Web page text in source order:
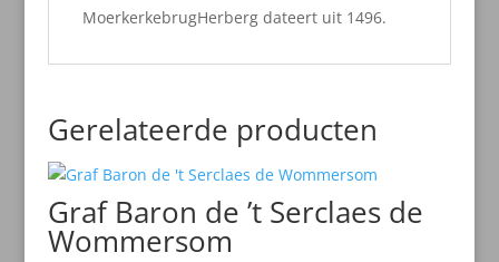
MoerkerkebrugHerberg dateert uit 1496.
Gerelateerde producten
Graf Baron de ’t Serclaes de
Wommersom